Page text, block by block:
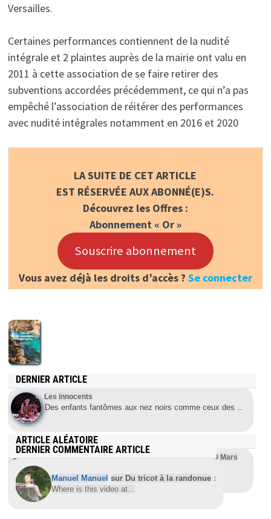
Versailles.
Certaines performances contiennent de la nudité
intégrale et 2 plaintes auprès de la mairie ont valu en
2011 à cette association de se faire retirer des
subventions accordées précédemment, ce qui n’a pas
empêché l’association de réitérer des performances
avec nudité intégrales notamment en 2016 et 2020
LA SUITE DE CET ARTICLE
EST RÉSERVÉE AUX ABONNÉ(E)S.
Découvrez les Offres :
Abonnement « Or »
Souscrire abonnement
Vous avez déjà les droits d’accès ? Se connecter
DERNIER ARTICLE
Les innocents
Des enfants fantômes aux nez noirs comme ceux des
ARTICLE ALÉATOIRE
12 femmes nues pour un spectacle classique le 19 Mars
2022 en région parisienne
Initialement le spectacle rassemblait environ 30 ...
DERNIER COMMENTAIRE ARTICLE
Manuel Manuel sur Du tricot à la randonue:
Where is this video at...